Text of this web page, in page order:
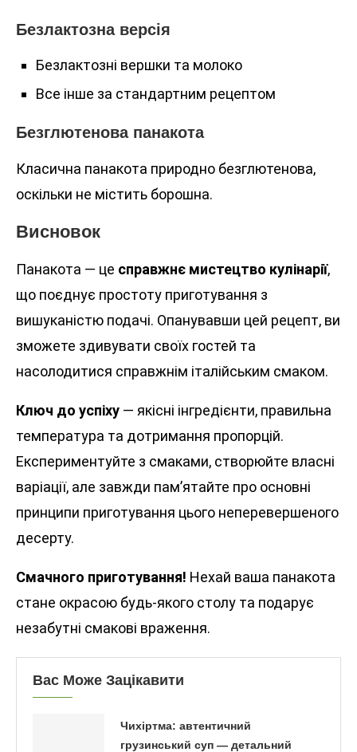
Безлактозна версія
Безлактозні вершки та молоко
Все інше за стандартним рецептом
Безглютенова панакота
Класична панакота природно безглютенова,
оскільки не містить борошна.
Висновок
Панакота — це справжнє мистецтво кулінарії,
що поєднує простоту приготування з
вишуканістю подачі. Опанувавши цей рецепт, ви
зможете здивувати своїх гостей та
насолодитися справжнім італійським смаком.
Ключ до успіху — якісні інгредієнти, правильна
температура та дотримання пропорцій.
Експериментуйте з смаками, створюйте власні
варіації, але завжди пам’ятайте про основні
принципи приготування цього неперевершеного
десерту.
Смачного приготування! Нехай ваша панакота
стане окрасою будь-якого столу та подарує
незабутні смакові враження.
Вас Може Зацікавити
Чихіртма: автентичний
грузинський суп — детальний